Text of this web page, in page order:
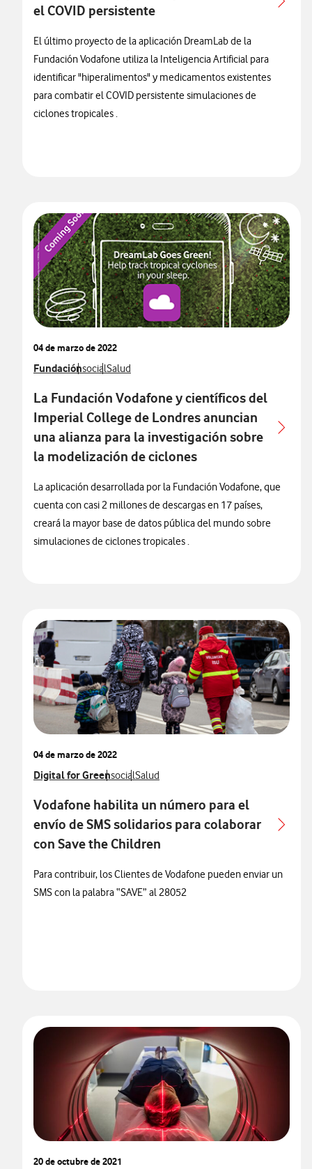
el COVID persistente
El último proyecto de la aplicación DreamLab de la
Fundación Vodafone utiliza la Inteligencia Artificial para
identificar "hiperalimentos" y medicamentos existentes
para combatir el COVID persistente simulaciones de
ciclones tropicales .
04 de marzo de 2022
Ver más notas de prensa relacionados con
FundaciónVer más notas de prensa relacionados con
socialVer más notas de prensa relacionados con
Salud
La Fundación Vodafone y científicos del
Imperial College de Londres anuncian
una alianza para la investigación sobre
la modelización de ciclones
La aplicación desarrollada por la Fundación Vodafone, que
cuenta con casi 2 millones de descargas en 17 países,
creará la mayor base de datos pública del mundo sobre
simulaciones de ciclones tropicales .
04 de marzo de 2022
Ver más notas de prensa relacionados con
Digital for GreenVer más notas de prensa relacionados con
socialVer más notas de prensa relacionados
Salud
Vodafone habilita un número para el
envío de SMS solidarios para colaborar
con Save the Children
Para contribuir, los Clientes de Vodafone pueden enviar un
SMS con la palabra “SAVE” al 28052
20 de octubre de 2021